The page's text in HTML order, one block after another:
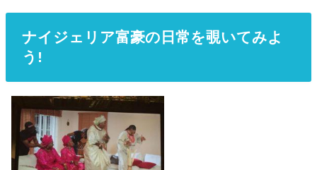
ナイジェリア富豪の日常を覗いてみよ
う!